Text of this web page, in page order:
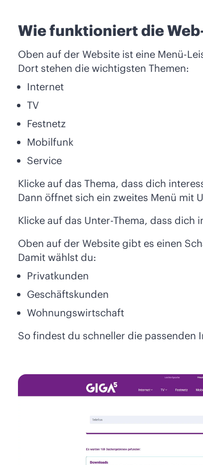
Wie funktioniert die
Oben auf der Website ist eine Menü-
Dort stehen die wichtigsten Themen:
Internet
TV
Festnetz
Mobilfunk
Service
Klicke auf das Thema, dass dich
Dann öffnet sich ein zweites Menü mit
Klicke auf das Unter-Thema, dass dich
Oben auf der Website gibt es einen
Damit wählst du:
Privatkunden
Geschäftskunden
Wohnungswirtschaft
So findest du schneller die passenden